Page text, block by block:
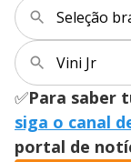
Seleção
Vini Jr
✅Para saber
siga o canal
portal de